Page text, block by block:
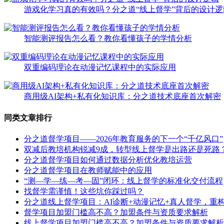
游戏化学习真的有效吗？分之道“线上督学”背后的设计
智能测评报告怎么看？教你看懂孩子的学情分析
双重编码理论在动漫记忆课程中的实际应用
商用级AI架构+私有化知识库：分之道技术底座首次解密
同类文章排行
分之道督学项目——2026年教育服务的下一个“千亿风口”
双减后教培机构锐减9成，转型线上督学是出路还是死路
分之道督学项目如何通过数据分析优化教培运营
分之道督学项目在教师赋能中的应用
“测—学—练—考—固”闭环：线上督学的标准化交付流程
找督学需谨慎！这些坑你踩过吗？
分之道线上督学项目：AI诊断+动漫记忆+真人督学，重
督学项目加盟门槛高不高？加盟条件与资质要求解析